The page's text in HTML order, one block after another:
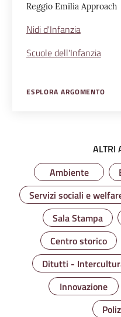
Reggio Emilia Approach
Nidi d'Infanzia
Scuole dell'Infanzia
ESPLORA ARGOMENTO
ALTRI
Ambiente
Servizi sociali e
Sala Stampa
Centro storico
Ditutti -
Innovazione